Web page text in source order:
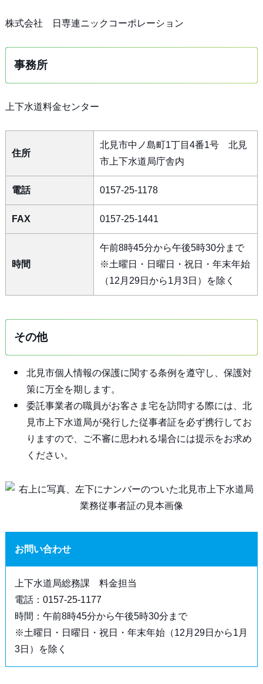
株式会社 日専連ニックコーポレーション
事務所
上下水道料金センター
住所
北見市中ノ島町1丁目4番1号 北見
市上下水道局庁舎内
電話 0157-25-1178
FAX 0157-25-1441
時間
午前8時45分から午後5時30分まで
※土曜日・日曜日・祝日・年末年始
（12月29日から1月3日）を除く
その他
北見市個人情報の保護に関する条例を遵守し、保護対
策に万全を期します。
委託事業者の職員がお客さま宅を訪問する際には、北
見市上下水道局が発行した従事者証を必ず携行してお
りますので、ご不審に思われる場合には提示をお求め
ください。
お問い合わせ
上下水道局総務課 料金担当
電話：0157-25-1177
時間：午前8時45分から午後5時30分まで
※土曜日・日曜日・祝日・年末年始（12月29日から1月
3日）を除く